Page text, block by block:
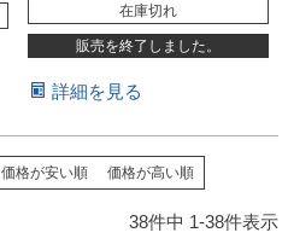
在庫切れ
販売を終了しました。
詳細を見る
価格が安い順 価格が高い順
38件中 1-38件表示